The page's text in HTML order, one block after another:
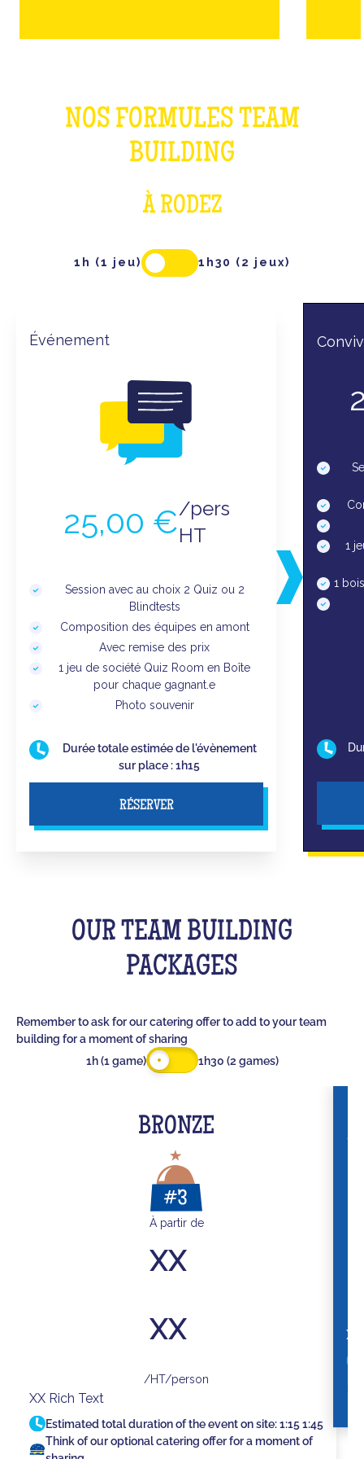
NOS FORMULES TEAM
BUILDING
À RODEZ
1h (1 jeu) 1h30 (2 jeux)
Événement
25,00 €/pers
HT
Session avec au choix 2 Quiz ou 2
Blindtests
Composition des équipes en amont
Avec remise des prix
1 jeu de société Quiz Room en Boîte
pour chaque gagnant.e
Photo souvenir
Durée totale estimée de l'évènement
sur place : 1h15
RÉSERVER
1
1
OUR TEAM BUILDING
PACKAGES
Remember to ask for our catering offer to add to your team
building for a moment of sharing
1h (1 game)
1h30 (2 games)
BRONZE
À partir de
XX
XX
/HT/person
XX Rich Text
Estimated total duration of the event on site:1:151:45
Think of our optional catering offer for a moment of